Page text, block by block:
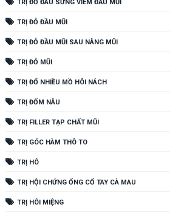
TRỊ ĐỎ ĐAU SƯNG VIÊM ĐẦU MŨI
TRỊ ĐỎ ĐẦU MŨI
TRỊ ĐỎ ĐẦU MŨI SAU NÂNG MŨI
TRỊ ĐỎ MŨI
TRỊ ĐỔ NHIỀU MỒ HÔI NÁCH
TRỊ ĐỐM NÂU
TRỊ FILLER TẠP CHẤT MŨI
TRỊ GÓC HÀM THÔ TO
TRỊ HÔ
TRỊ HỘI CHỨNG ỐNG CỔ TAY CÀ MAU
TRỊ HÔI MIỆNG